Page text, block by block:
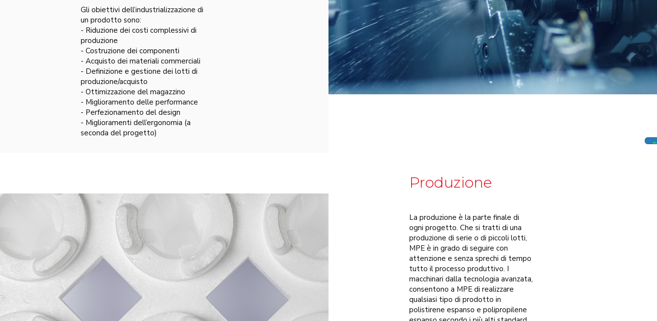
Gli obiettivi dell’industrializzazione di
un prodotto sono:
- Riduzione dei costi complessivi di
produzione
- Costruzione dei componenti
- Acquisto dei materiali commerciali
- Definizione e gestione dei lotti di
produzione/acquisto
- Ottimizzazione del magazzino
- Miglioramento delle performance
- Perfezionamento del design
- Miglioramenti dell’ergonomia (a
seconda del progetto)
Produzione
La produzione è la parte finale di
ogni progetto. Che si tratti di una
produzione di serie o di piccoli lotti,
MPE è in grado di seguire con
attenzione e senza sprechi di tempo
tutto il processo produttivo. I
macchinari dalla tecnologia avanzata,
consentono a MPE di realizzare
qualsiasi tipo di prodotto in
polistirene espanso e polipropilene